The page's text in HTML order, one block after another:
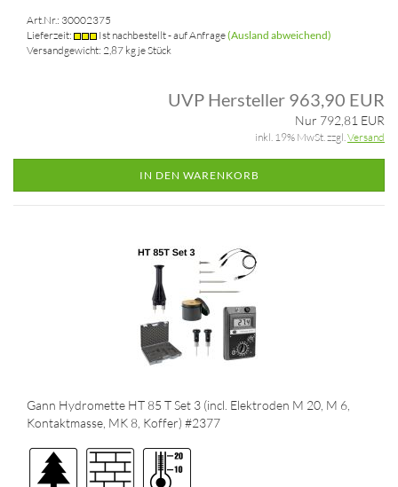
Art.Nr.: 30002375
Lieferzeit:
Ist nachbestellt - auf Anfrage(Ausland abweichend)
Versandgewicht: 2,87 kg je Stück
UVP Hersteller 963,90 EUR
Nur 792,81 EUR
inkl. 19% MwSt. zzgl. Versand
IN DEN WARENKORB
Gann Hydromette HT 85 T Set 3 (incl. Elektroden M 20, M 6,
Kontaktmasse, MK 8, Koffer) #2377